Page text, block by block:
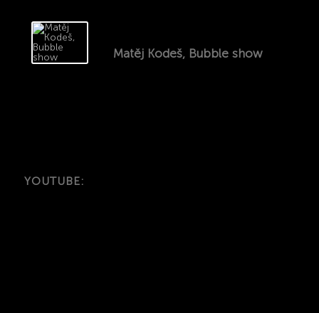
Matěj Kodeš, Bubble show
YOUTUBE: